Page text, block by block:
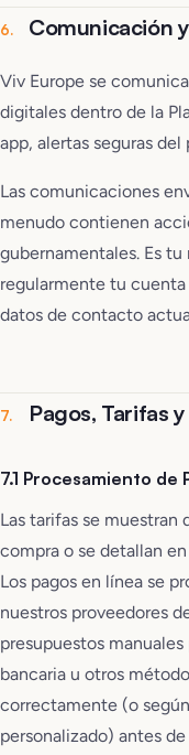
6. Comunicación
Viv Europe se
digitales dentro de la
app, alertas seguras
Las comunicaciones
menudo contienen
gubernamentales. Es
regularmente tu
datos de contacto
7. Pagos, Tarifas
7.1 Procesamiento de
Las tarifas se muestran
compra o se detallan
Los pagos en línea se
nuestros proveedores
presupuestos
bancaria u otros
correctamente (o
personalizado) antes